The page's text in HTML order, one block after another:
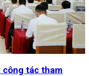
công tác tham